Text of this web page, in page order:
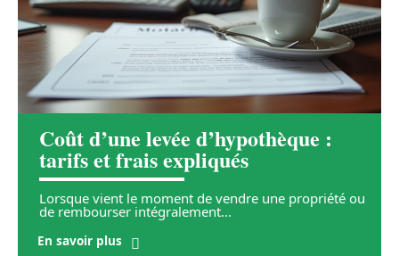
Coût d’une levée d’hypothèque :
tarifs et frais expliqués
Lorsque vient le moment de vendre une propriété ou
de rembourser intégralement…
En savoir plus